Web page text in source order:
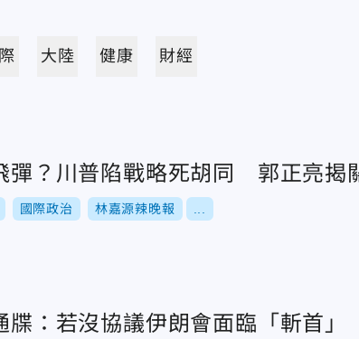
大陸 健康 財經
彈？川普陷戰略死胡同 郭正亮揭
國際政治 林嘉源辣晚報
：若沒協議伊朗會面臨「斬首」